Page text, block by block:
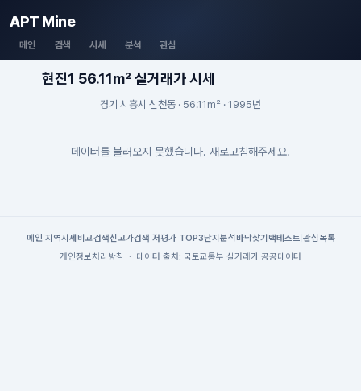
APT Mine
메인 검색 시세 분석 관심
현진1 56.11m² 실거래가 시세
경기 시흥시 신천동 · 56.11m² · 1995년
데이터를 불러오지 못했습니다. 새로고침해주세요.
메인| 지역시세 비교검색신고가검색 저평가 TOP3단지분석 바닥찾기 백테스트 관심목록
개인정보처리방침
· 데이터 출처: 국토교통부 실거래가 공공데이터